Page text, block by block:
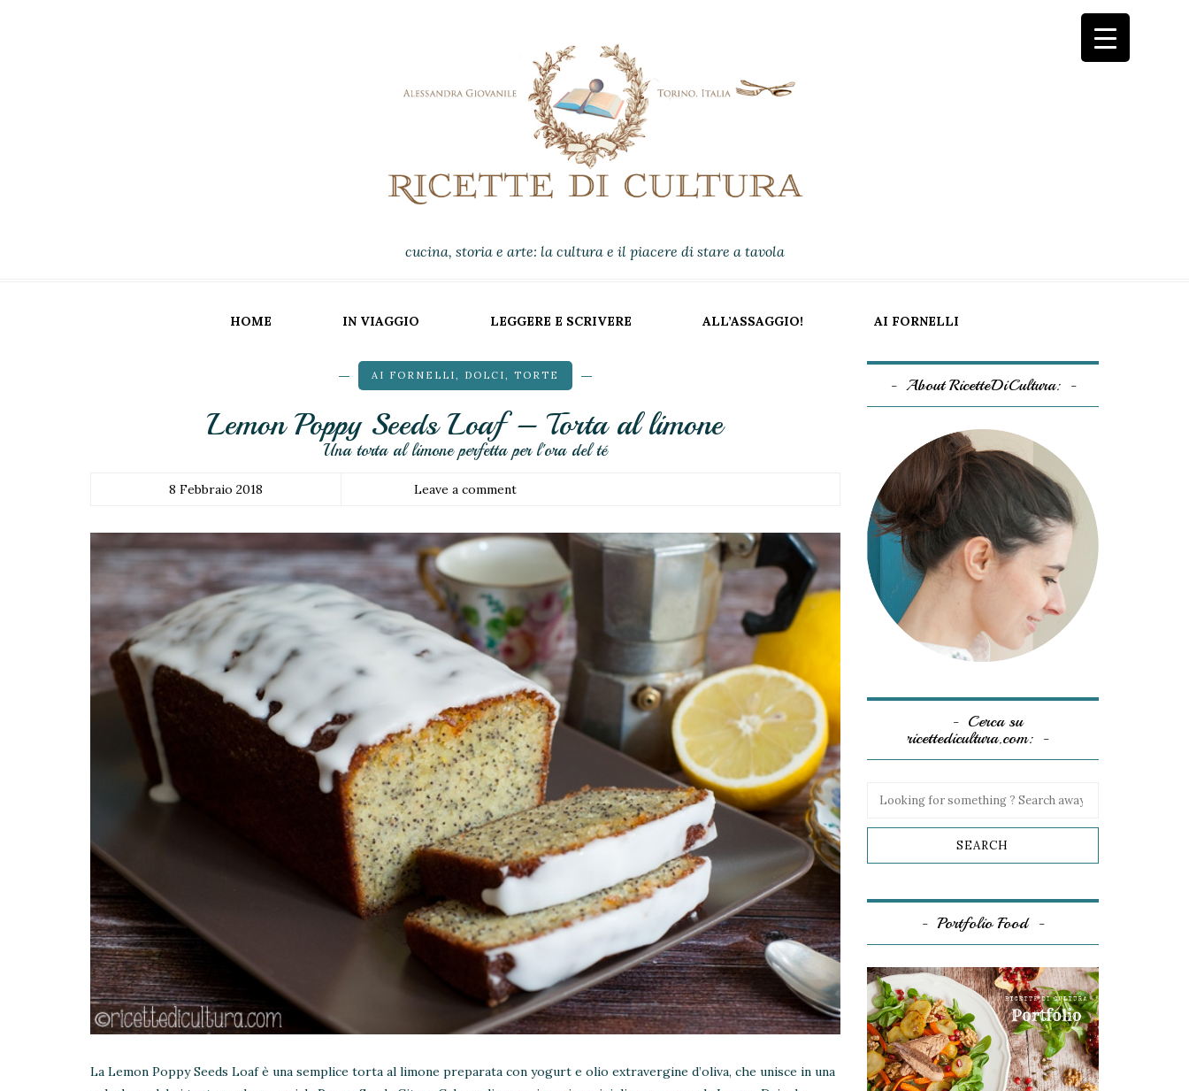
cucina, storia e arte: la cultura e il piacere di stare a tavola
HOME IN VIAGGIO LEGGERE E SCRIVERE ALL’ASSAGGIO! AI FORNELLI
AI FORNELLI, DOLCI, TORTE
Lemon Poppy Seeds Loaf – Torta al limone
Una torta al limone perfetta per l'ora del té
8 Febbraio 2018 Leave a comment
La Lemon Poppy Seeds Loaf è una semplice torta al limone preparata con yogurt e olio extravergine d’oliva, che unisce in una
About RicetteDiCultura:
Cerca su
ricettedicultura.com:
Portfolio Food